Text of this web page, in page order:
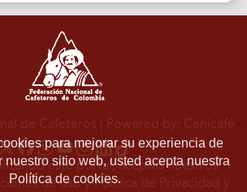
para mejorar su experiencia de
nuestro sitio web, usted acepta nuestra
Política de cookies.
de Cafeteros | Powered by: Cenicafé
este portal, aceptas nuestros
de usoyPolítica de Privacidad y